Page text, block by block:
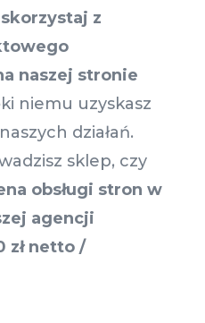
skorzystaj z
naszej stronie
niemu uzyskasz
działań.
sklep, czy
obsługi stron w
agencji
zł netto /